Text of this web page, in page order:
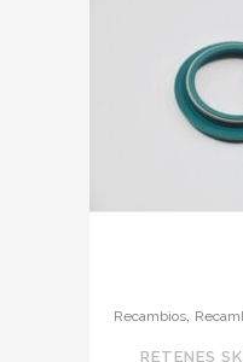
Recambios,
RETENES